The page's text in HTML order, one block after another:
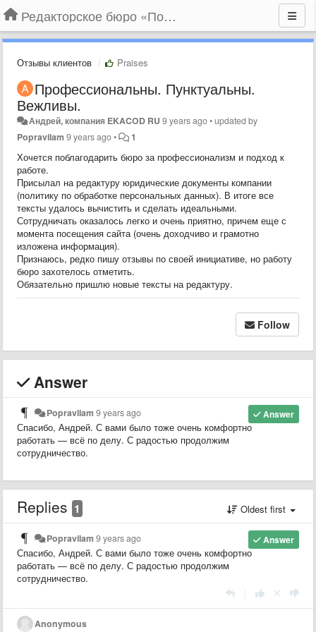
Редакторское бюро «По правилам»
Отзывы клиентов Praises
Профессиональны. Пунктуальны.
Вежливы.
Андрей, компания EKACOD RU 9 years ago•updated by
Popravilam 9 years ago• 1
Хочется поблагодарить бюро за профессионализм и подход к
работе.
Присылал на редактуру юридические документы компании
(политику по обработке персональных данных). В итоге все
тексты удалось вычистить и сделать идеальными.
Сотрудничать оказалось легко и очень приятно, причем еще с
момента посещения сайта (очень доходчиво и грамотно
изложена информация).
Признаюсь, редко пишу отзывы по своей инициативе, но работу
бюро захотелось отметить.
Обязательно пришлю новые тексты на редактуру.
Follow
Answer
Answer
Popravilam 9 years ago
Спасибо, Андрей. С вами было тоже очень комфортно
работать — всё по делу. С радостью продолжим
сотрудничество.
Replies 1 Oldest first
Answer
Popravilam 9 years ago
Спасибо, Андрей. С вами было тоже очень комфортно
работать — всё по делу. С радостью продолжим
сотрудничество.
Anonymous